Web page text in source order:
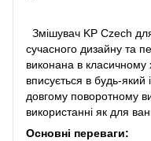
Змішувач KP Czech
сучасного дизайну та
виконана в
вписується в будь-який
довгому поворотному
використанні як для
Основні переваги: